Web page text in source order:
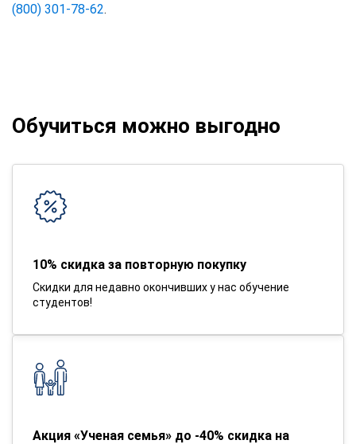
(800) 301-78-62.
Обучиться можно выгодно
10% скидка за повторную покупку
Скидки для недавно окончивших у нас обучение
студентов!
Акция «Ученая семья» до -40% скидка на